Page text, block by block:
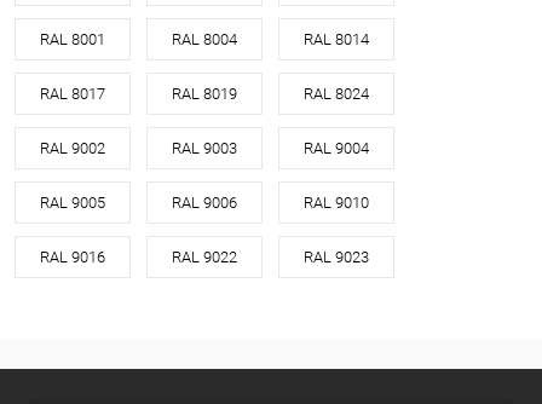
RAL 8001 RAL 8004 RAL 8014
RAL 8017 RAL 8019 RAL 8024
RAL 9002 RAL 9003 RAL 9004
RAL 9005 RAL 9006 RAL 9010
RAL 9016 RAL 9022 RAL 9023